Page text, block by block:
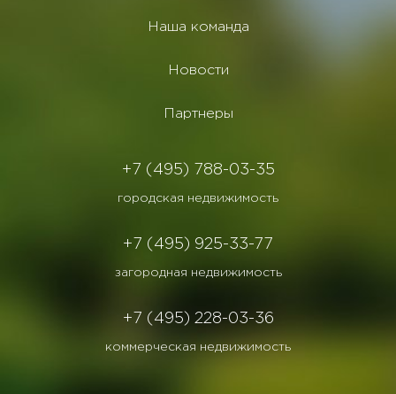
Наша команда
Новости
Партнеры
+7 (495) 788-03-35
городская недвижимость
+7 (495) 925-33-77
загородная недвижимость
+7 (495) 228-03-36
коммерческая недвижимость